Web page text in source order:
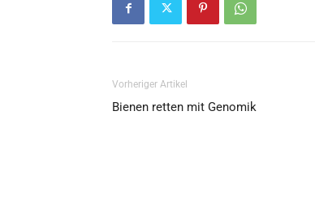
Vorheriger Artikel
Bienen retten mit Genomik